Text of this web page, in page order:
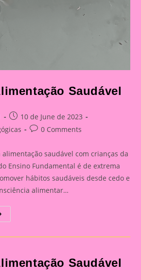
Saudável
Post
published:
10 de June de 2023
Post0 Comments
saudável com crianças da
Ensino Fundamental é de extrema
hábitos saudáveis desde cedo e
alimentar…
Saudável